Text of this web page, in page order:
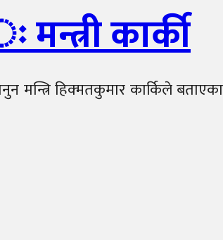
कार्की
मन्त्रि हिक्मतकुमार कार्किले बताएका